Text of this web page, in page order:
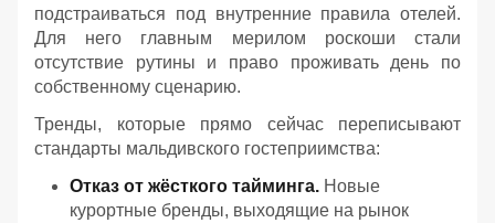
подстраиваться под внутренние правила отелей.
Для него главным мерилом роскоши стали
отсутствие рутины и право проживать день по
собственному сценарию.
Тренды, которые прямо сейчас переписывают
стандарты мальдивского гостеприимства:
Отказ от жёсткого тайминга. Новые
курортные бренды, выходящие на рынок